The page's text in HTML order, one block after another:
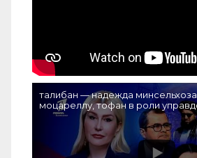
талибан — надежда
моцареллу, тофан в роли